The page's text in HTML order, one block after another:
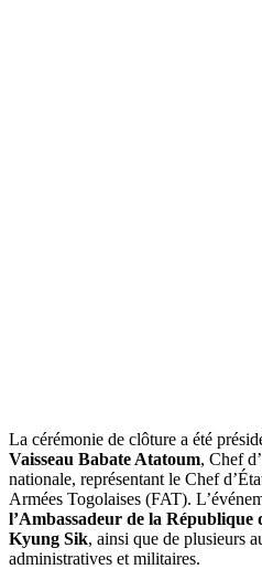
La cérémonie de clôture a été
Vaisseau Babate Atatoum, Chef
nationale, représentant le Chef
Armées Togolaises (FAT).
l’Ambassadeur de la
Kyung Sik, ainsi que de plusieurs
administratives et militaires.